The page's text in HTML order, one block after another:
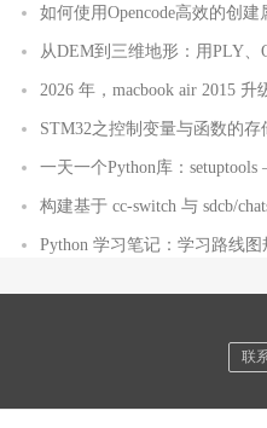
如何使用Opencode高效的创
从DEM到三维地形：用PLY、
2026 年，macbook air 2015 升
STM32之控制变量与函数的存
一天一个Python库：
构建基于 cc-switch 与 sdcb/
Python 学习笔记：学习路线图
联